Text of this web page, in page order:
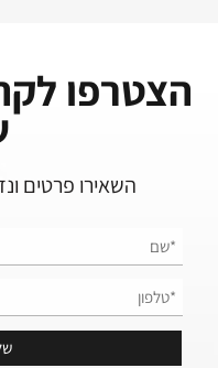
הצטרפו
השאירו פרטים